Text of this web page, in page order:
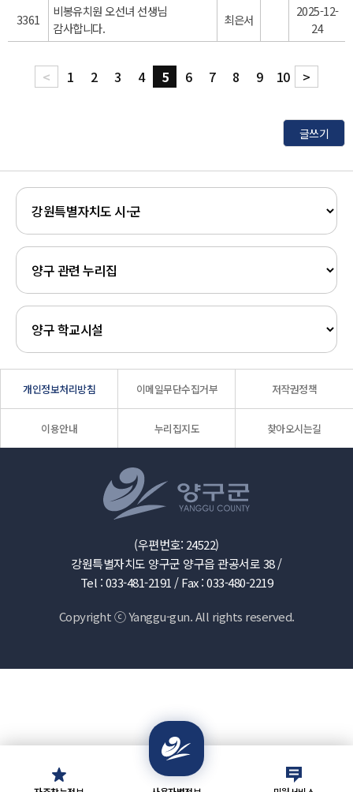
3361
비봉유치원 오선녀 선생님
감사합니다.
최은서
2025-12-
24
< 1 2 3 4 5 6 7 8 9 10 >
글쓰기
개인정보처리방침 이메일무단수집거부 저작권정책
이용안내 누리집지도 찾아오시는길
(우편번호: 24522)
강원특별자치도 양구군 양구읍 관공서로 38 /
Tel : 033-481-2191 /Fax : 033-480-2219
Copyright ⓒ Yanggu-gun. All rights reserved.